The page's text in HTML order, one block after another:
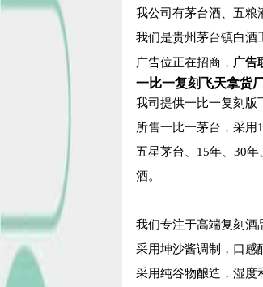
我公司有茅台酒、五粮
我们是贵州茅台镇白酒
广告位正在招商， 广告
一比一复刻飞天拿货
我司提供一比一复刻版
所售一比一茅台，采用
五星茅台、15年、30
酒。
我们专注于高端复刻酒
采用坤沙酱调制，口感
采用纯谷物酿造，湿度